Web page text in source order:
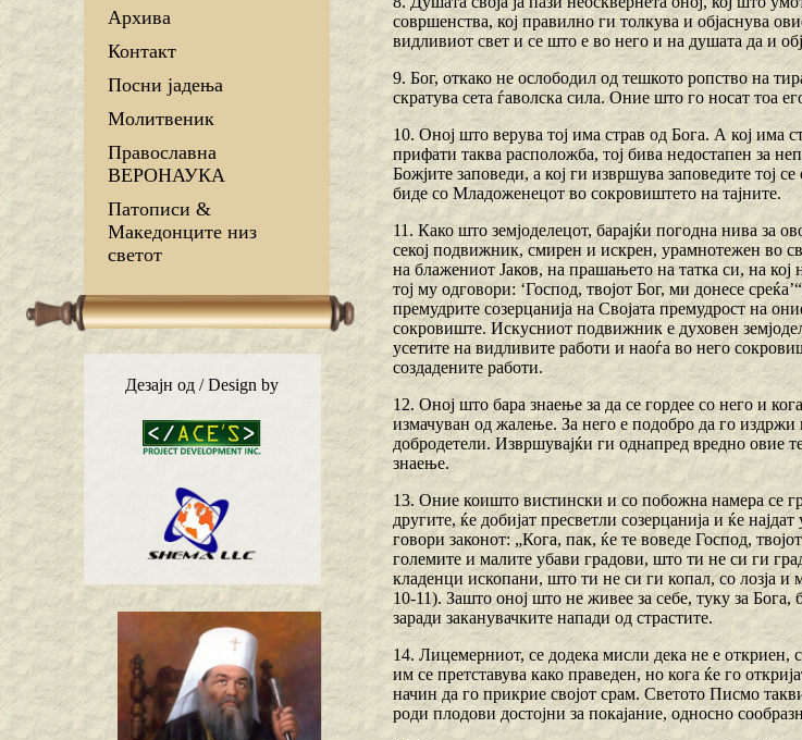
Архива
Контакт
Посни јадења
Молитвеник
Православна
ВЕРОНАУКА
Патописи &
Македонците низ
светот
Дезајн од / Design by
совршенства, кој правилно ги толкува и објаснува
видливиот свет и се што е во него и на душата да и
9. Бог, откако не ослободил од тешкото ропство на
скратува сета ѓаволска сила. Оние што го носат тоа
10. Оној што верува тој има страв од Бога. А кој има
прифати таква расположба, тој бива недостапен за
Божјите заповеди, а кој ги извршува заповедите тој
биде со Младоженецот во сокровиштето на тајните.
11. Како што земјоделецот, барајќи погодна нива за
секој подвижник, смирен и искрен, урамнотежен во
на блажениот Јаков, на прашањето на татка си, на кој
тој му одговори: ‘Господ, твојот Бог, ми донесе
премудрите созерцанија на Својата премудрост на
сокровиште. Искусниот подвижник е духовен
усетите на видливите работи и наоѓа во него
создадените работи.
12. Оној што бара знаење за да се гордее со него и
измачуван од жалење. За него е подобро да го издржи
добродетели. Извршувајќи ги однапред вредно овие
знаење.
13. Оние коишто вистински и со побожна намера се
другите, ќе добијат пресветли созерцанија и ќе
говори законот: „Кога, пак, ќе те воведе Господ,
големите и малите убави градови, што ти не си ги
кладенци ископани, што ти не си ги копал, со лозја
10-11). Зашто оној што не живее за себе, туку за
заради заканувачките напади од страстите.
14. Лицемерниот, се додека мисли дека не е откриен,
им се претставува како праведен, но кога ќе го
начин да го прикрие својот срам. Светото Писмо
роди плодови достојни за покајание, односно